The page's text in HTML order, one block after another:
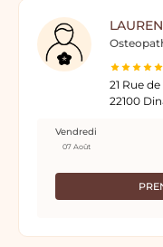
21 Rue
22100
Vendredi
07 Août